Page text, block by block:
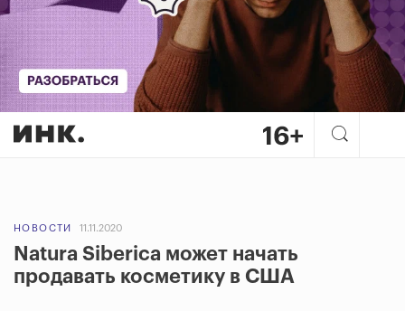
НОВОСТИ 11.11.2020
Natura Siberica может начать
продавать косметику в США